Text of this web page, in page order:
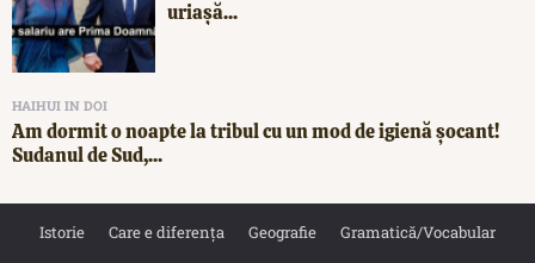
uriașă...
HAIHUI IN DOI
Am dormit o noapte la tribul cu un mod de igienă șocant!
Sudanul de Sud,...
Istorie Care e diferența Geografie
Gramatică/Vocabular